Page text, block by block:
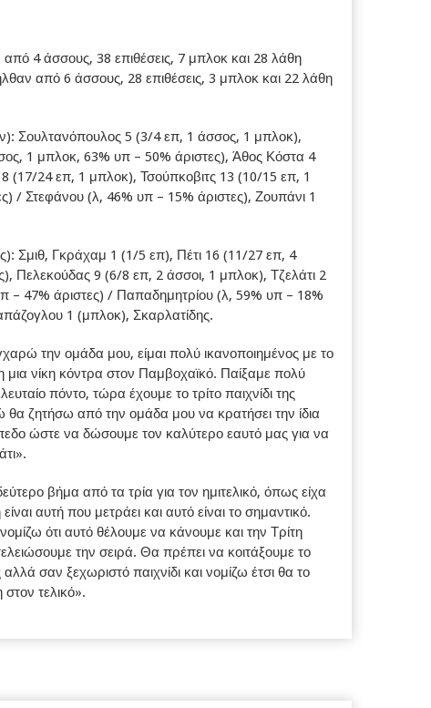
4 άσσους, 38 επιθέσεις, 7 μπλοκ και 28 λάθη
από 6 άσσους, 28 επιθέσεις, 3 μπλοκ και 22 λάθη
5 (3/4 επ, 1 άσσος, 1 μπλοκ),
1 μπλοκ, 63% υπ – 50% άριστες), Άθος Κόστα 4
24 επ, 1 μπλοκ), Τσούπκοβιτς 13 (10/15 επ, 1
/ Στεφάνου (λ, 46% υπ – 15% άριστες), Ζουπάνι 1
Γκράχαμ 1 (1/5 επ), Πέτι 16 (11/27 επ, 4
Πελεκούδας 9 (6/8 επ, 2 άσσοι, 1 μπλοκ), Τζελάτι 2
47% άριστες) / Παπαδημητρίου (λ, 59% υπ – 18%
1 (μπλοκ), Σκαρλατίδης.
την ομάδα μου, είμαι πολύ ικανοποιημένος με το
νίκη κόντρα στον Παμβοχαϊκό. Παίξαμε πολύ
πόντο, τώρα έχουμε το τρίτο παιχνίδι της
ζητήσω από την ομάδα μου να κρατήσει την ίδια
ώστε να δώσουμε τον καλύτερο εαυτό μας για να
βήμα από τα τρία για τον ημιτελικό, όπως είχα
αυτή που μετράει και αυτό είναι το σημαντικό.
ότι αυτό θέλουμε να κάνουμε και την Τρίτη
την σειρά. Θα πρέπει να κοιτάξουμε το
αλλά σαν ξεχωριστό παιχνίδι και νομίζω έτσι θα το
τελικό».